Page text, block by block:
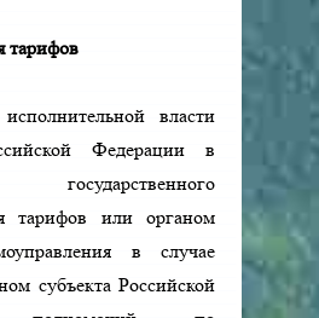
тарифов
власти
Федерации в
тарифов или органом
в случае
субъекта Российской